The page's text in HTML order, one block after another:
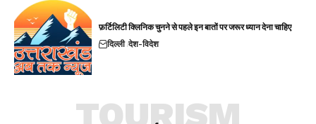
फ़र्टिलिटी क्लिनिक चुनने से पहले इन बातों पर जरूर ध्यान देना चाहिए
दिल्ली देश-विदेश
TOURISM